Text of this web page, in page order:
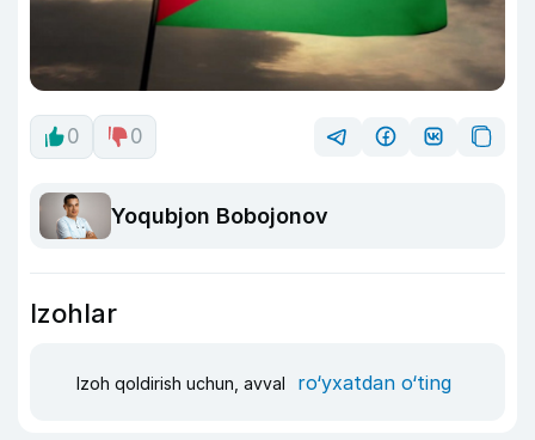
0 0
Yoqubjon Bobojonov
Izohlar
Izoh qoldirish uchun, avval ro‘yxatdan o‘ting